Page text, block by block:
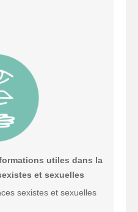
utiles dans la
et sexuelles
sexistes et sexuelles